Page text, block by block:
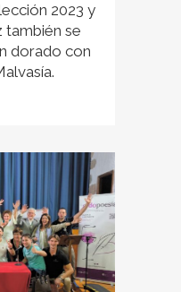
2023 y
también se
dorado con